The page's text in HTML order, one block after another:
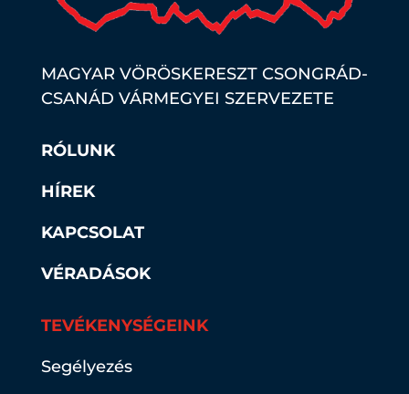
MAGYAR VÖRÖSKERESZT CSONGRÁD-
CSANÁD VÁRMEGYEI SZERVEZETE
RÓLUNK
HÍREK
KAPCSOLAT
VÉRADÁSOK
TEVÉKENYSÉGEINK
Segélyezés